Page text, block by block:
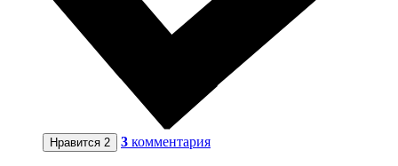
Нравится 2 3 комментария